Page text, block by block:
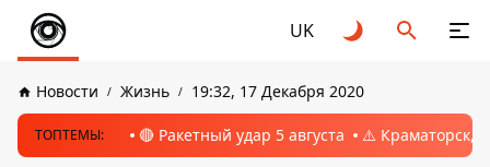
UK
Новости Жизнь 19:32, 17 Декабря 2020
ТОПТЕМЫ: 🔴 Ракетный удар 5 августа ⚠️ Краматорск,